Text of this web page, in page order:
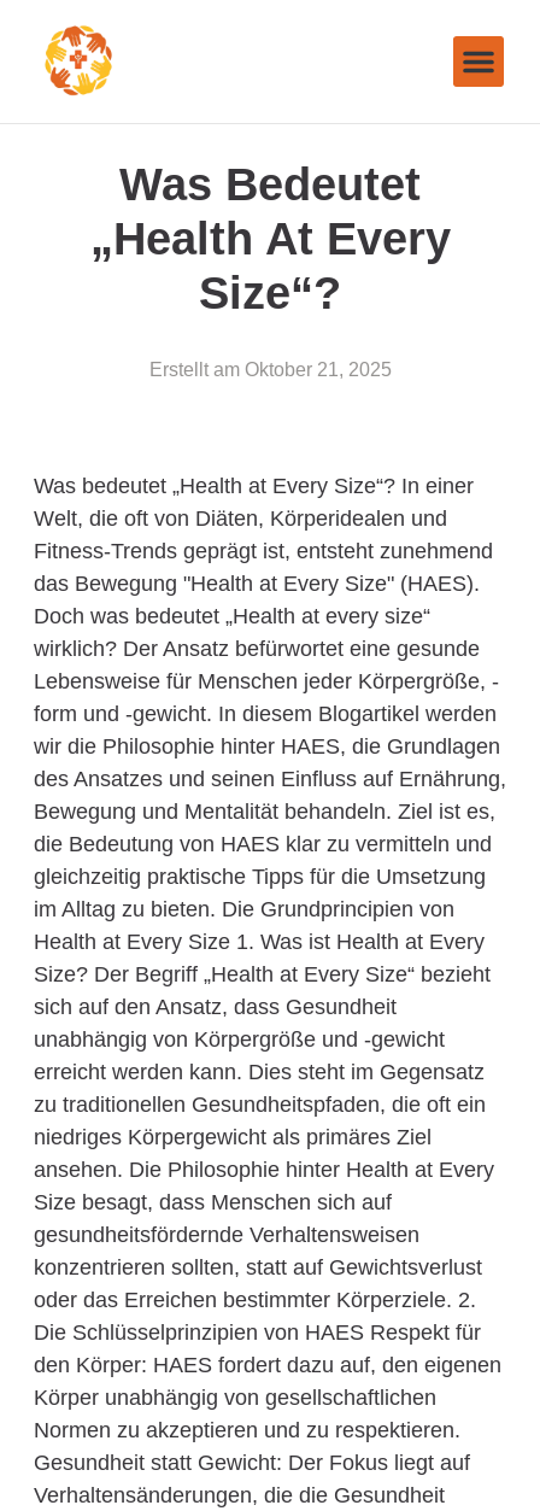
Was Bedeutet
„Health At Every
Size“?
Erstellt am Oktober 21, 2025
Was bedeutet „Health at Every Size“? In einer
Welt, die oft von Diäten, Körperidealen und
Fitness-Trends geprägt ist, entsteht zunehmend
das Bewegung "Health at Every Size" (HAES).
Doch was bedeutet „Health at every size“
wirklich? Der Ansatz befürwortet eine gesunde
Lebensweise für Menschen jeder Körpergröße, -
form und -gewicht. In diesem Blogartikel werden
wir die Philosophie hinter HAES, die Grundlagen
des Ansatzes und seinen Einfluss auf Ernährung,
Bewegung und Mentalität behandeln. Ziel ist es,
die Bedeutung von HAES klar zu vermitteln und
gleichzeitig praktische Tipps für die Umsetzung
im Alltag zu bieten. Die Grundprincipien von
Health at Every Size 1. Was ist Health at Every
Size? Der Begriff „Health at Every Size“ bezieht
sich auf den Ansatz, dass Gesundheit
unabhängig von Körpergröße und -gewicht
erreicht werden kann. Dies steht im Gegensatz
zu traditionellen Gesundheitspfaden, die oft ein
niedriges Körpergewicht als primäres Ziel
ansehen. Die Philosophie hinter Health at Every
Size besagt, dass Menschen sich auf
gesundheitsfördernde Verhaltensweisen
konzentrieren sollten, statt auf Gewichtsverlust
oder das Erreichen bestimmter Körperziele. 2.
Die Schlüsselprinzipien von HAES Respekt für
den Körper: HAES fordert dazu auf, den eigenen
Körper unabhängig von gesellschaftlichen
Normen zu akzeptieren und zu respektieren.
Gesundheit statt Gewicht: Der Fokus liegt auf
Verhaltensänderungen, die die Gesundheit